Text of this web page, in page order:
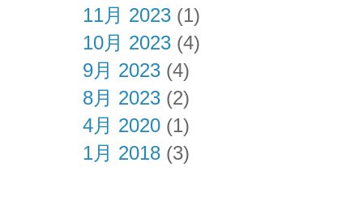
11月 2023 (1)
10月 2023 (4)
9月 2023 (4)
8月 2023 (2)
4月 2020 (1)
1月 2018 (3)